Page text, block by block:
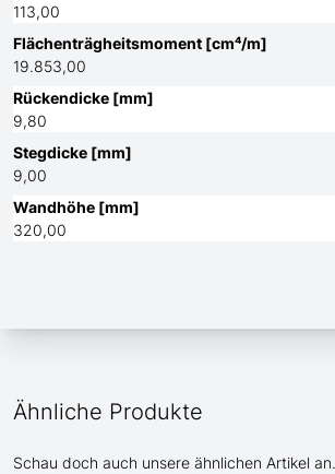
113,00
Flächenträgheitsmoment [cm⁴/m]
19.853,00
Rückendicke [mm]
9,80
Stegdicke [mm]
9,00
Wandhöhe [mm]
320,00
Ähnliche Produkte
Schau doch auch unsere ähnlichen Artikel an.